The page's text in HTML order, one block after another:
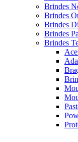
Brindes
Brindes
Brindes
Brindes
Brindes